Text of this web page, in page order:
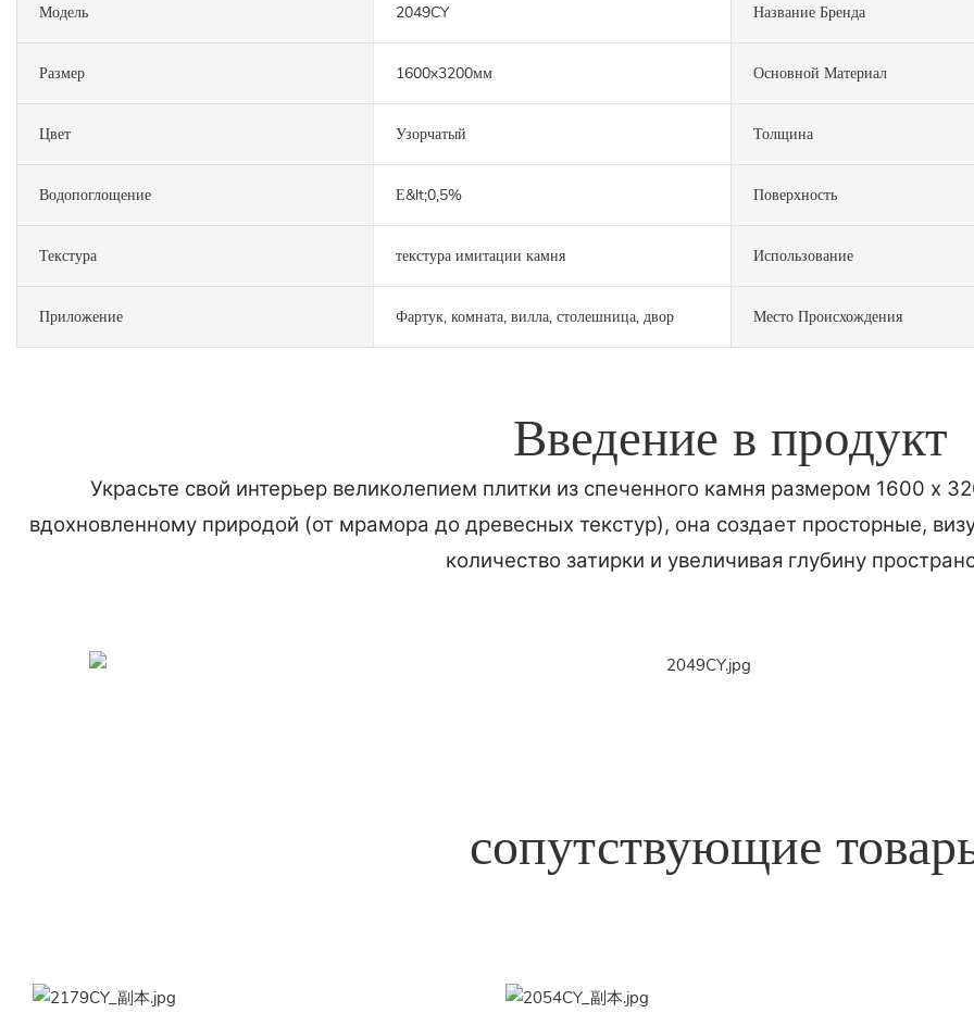
Модель 2049CY Название Бренда
Размер 1600x3200мм Основной Материал
Цвет Узорчатый Толщина
Водопоглощение Е&lt;0,5% Поверхность
Текстура текстура имитации камня Использование
Приложение Фартук, комната, вилла, столешница, двор Место Происхождения
Введение в продукт
Украсьте свой интерьер великолепием плитки из спеченного камня размером 1600 x
вдохновленному природой (от мрамора до древесных текстур), она создает просторные,
количество затирки и увеличивая глубину
сопутствующие